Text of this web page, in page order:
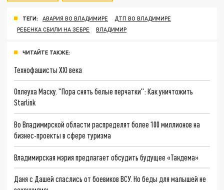
ТЕГИ: АВАРИЯ ВО ВЛАДИМИРЕ
ДТП ВО ВЛАДИМИРЕ
РЕБЕНКА СБИЛИ НА ЗЕБРЕ
ВЛАДИМИР
ЧИТАЙТЕ ТАКЖЕ:
Технофашисты XXI века
Оплеуха Маску. "Пора снять белые перчатки": Как уничтожить
Starlink
Во Владимирской области распределят более 100 миллионов на
бизнес-проекты в сфере туризма
Владимирская мэрия предлагает обсудить будущее «Тандема»
Даня с Дашей спаслись от боевиков ВСУ. Но беды для малышей не